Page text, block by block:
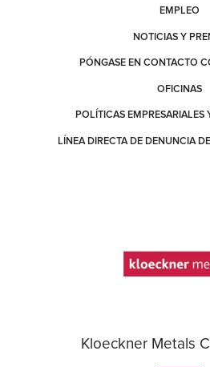
EMPLEO
NOTICIAS Y
PÓNGASE EN CONTACTO
OFICINAS
POLÍTICAS EMPRESARIALES
LÍNEA DIRECTA DE DENUNCIA
Kloeckner Metals